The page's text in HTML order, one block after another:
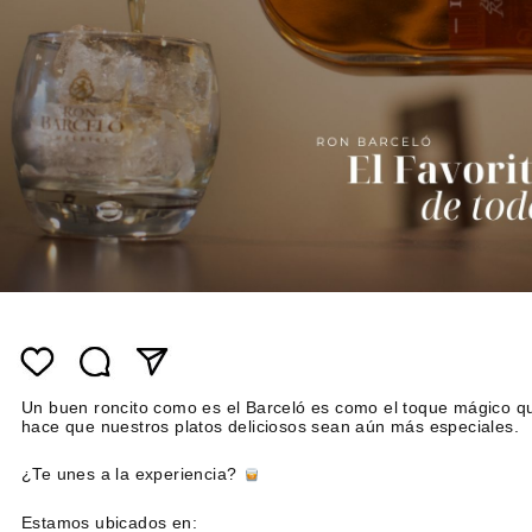
Un buen roncito como es el Barceló es como el toque mágico
hace que nuestros platos deliciosos sean aún más especiales.
¿Te unes a la experiencia?
Estamos ubicados en: